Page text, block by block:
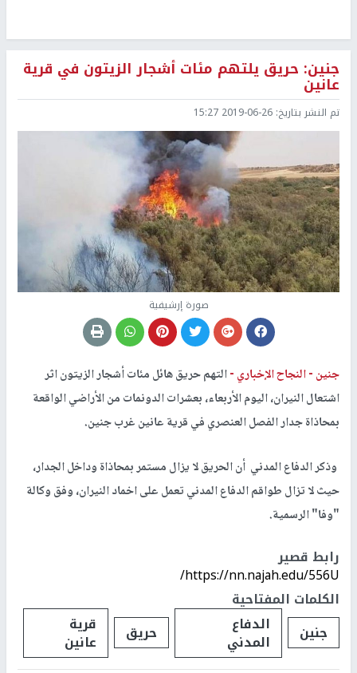
جنين: حريق يلتهم مئات أشجار الزيتون في قرية
عانين
تم النشر بتاريخ: 2019-06-26 15:27
صورة إرشيفية
جنين -النجاح الإخباري -التهم حريق هائل مئات أشجار الزيتون اثر
اشتعال النيران، اليوم الأربعاء، بعشرات الدونمات من الأراضي الواقعة
بمحاذاة جدار الفصل العنصري في قرية عانين غرب جنين.
وذكر الدفاع المدني أن الحريق لا يزال مستمر بمحاذاة وداخل الجدار،
حيث لا تزال طواقم الدفاع المدني تعمل على اخماد النيران، وفق وكالة
"وفا" الرسمية.
رابط قصير
https://nn.najah.edu/556U/
الكلمات المفتاحية
جنين
الدفاع
المدني حريق قرية
عانين